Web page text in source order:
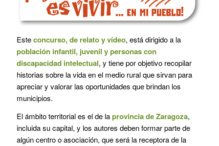
Esteconcurso, de relato y vídeo, está dirigido a la
población infantil, juvenil y personas con
discapacidad intelectual, y tiene por objetivo recopilar
historias sobre la vida en el medio rural que sirvan para
apreciar y valorar las oportunidades que brindan los
municipios.
El ámbito territorial es el de laprovincia de Zaragoza,
incluida su capital, y los autores deben formar parte de
algún centro o asociación, que será la receptora de la